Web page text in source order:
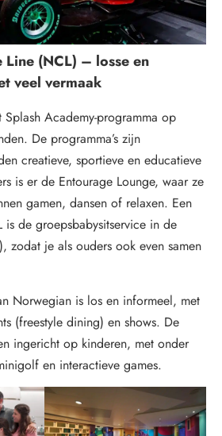
(NCL) – losse en
veel vermaak
Academy-programma op
De programma’s zijn
creatieve, sportieve en educatieve
is er de Entourage Lounge, waar ze
gamen, dansen of relaxen. Een
is de groepsbabysitservice in de
zodat je als ouders ook even samen
Norwegian is los en informeel, met
(freestyle dining) en shows. De
ingericht op kinderen, met onder
en interactieve games.